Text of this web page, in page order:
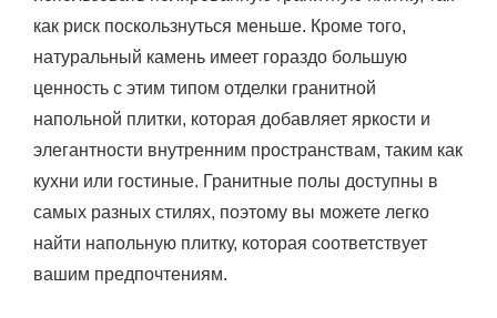
как риск поскользнуться меньше. Кроме того,
натуральный камень имеет гораздо большую
ценность с этим типом отделки гранитной
напольной плитки, которая добавляет яркости и
элегантности внутренним пространствам, таким как
кухни или гостиные. Гранитные полы доступны в
самых разных стилях, поэтому вы можете легко
найти напольную плитку, которая соответствует
вашим предпочтениям.